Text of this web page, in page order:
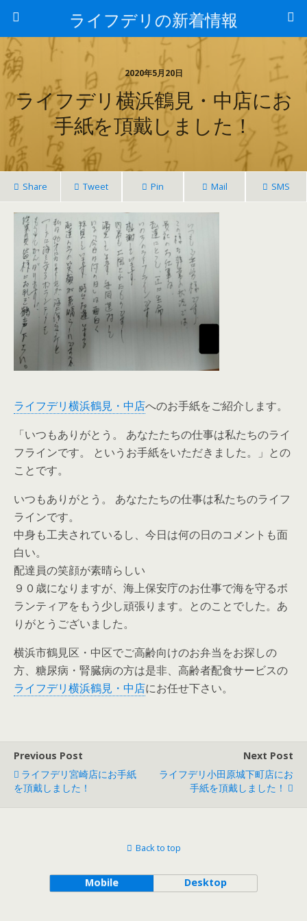
ライフデリの新着情報
2020年5月20日
ライフデリ横浜鶴見・中店にお
手紙を頂戴しました！
Share Tweet Pin Mail SMS
ライフデリ横浜鶴見・中店へのお手紙をご紹介します。
「いつもありがとう。 あなたたちの仕事は私たちのライ
フラインです。 というお手紙をいただきました。」との
ことです。
いつもありがとう。 あなたたちの仕事は私たちのライフ
ラインです。
中身も工夫されているし、今日は何の日のコメントも面
白い。
配達員の笑顔が素晴らしい
９０歳になりますが、海上保安庁のお仕事で海を守るボ
ランティアをもう少し頑張ります。とのことでした。あ
りがとうございました。
横浜市鶴見区・中区でご高齢向けのお弁当をお探しの
方、糖尿病・腎臓病の方は是非、高齢者配食サービスの
ライフデリ横浜鶴見・中店にお任せ下さい。
Previous Post
ライフデリ宮崎店にお手紙
を頂戴しました！
Next Post
ライフデリ小田原城下町店にお
手紙を頂戴しました！
Back to top
Mobile Desktop